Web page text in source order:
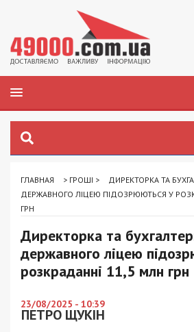
ГЛАВНАЯ > ГРОШІ >
ДИРЕКТОРКА ТА
ДЕРЖАВНОГО ЛІЦЕЮ ПІДОЗРЮЮТЬСЯ У
ГРН
Директорка та
державного ліцею
розкраданні 11,5 млн грн
23/08/2025 - 10:39
ПЕТРО ЩУКІН